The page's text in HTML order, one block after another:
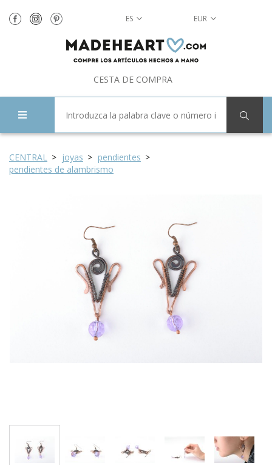
ES EUR
CESTA DE COMPRA
CENTRAL joyas
pendientes
pendientes de alambrismo